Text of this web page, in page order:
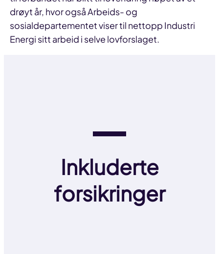
drøyt år, hvor også Arbeids- og
sosialdepartementet viser til nettopp Industri
Energi sitt arbeid i selve lovforslaget.
Inkluderte
forsikringer